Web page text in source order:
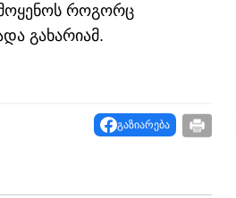
როგორც
გახარიამ.
გაზიარება